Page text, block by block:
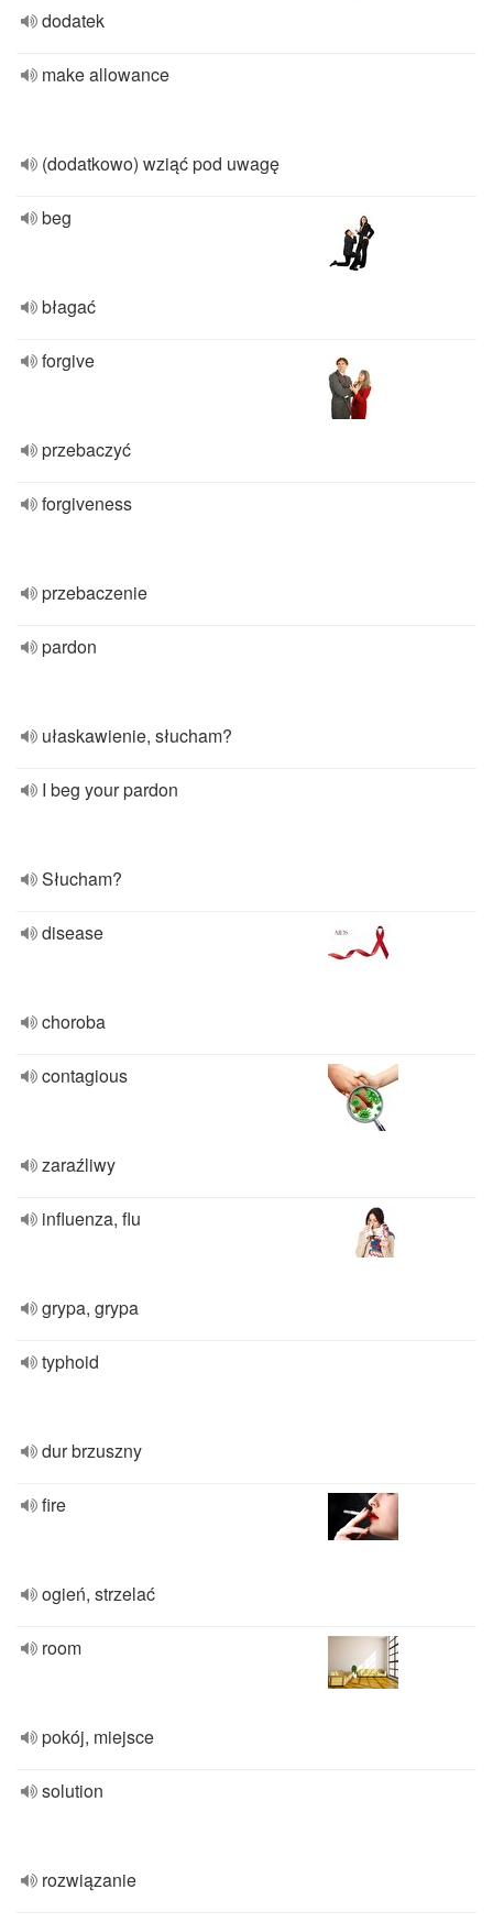
dodatek
make allowance
(dodatkowo) wziąć pod uwagę
beg
błagać
forgive
przebaczyć
forgiveness
przebaczenie
pardon
ułaskawienie, słucham?
I beg your pardon
Słucham?
disease
choroba
contagious
zaraźliwy
influenza, flu
grypa, grypa
typhoid
dur brzuszny
fire
ogień, strzelać
room
pokój, miejsce
solution
rozwiązanie